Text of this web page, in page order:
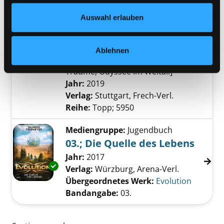
Auswahl erlauben
Ablehnen
Exemplar-Details von Escape Game 2
Escape Game 2
3 spannende Szenarien für 1 - 4
Spieler! ; [die Escape Rooms: die
Träume, Odyssee im Weltall]
Suche nach diesem Verfasser
Jahr: 2019
Verlag: Stuttgart, Frech-Verl.
Reihe: Topp; 5950
Exemplar-Details von 03.; Die Quelle des
Mediengruppe: Jugendbuch
03.; Die Quelle des Lebens
Suche nach diesem Verfasser
Jahr: 2017
Verlag: Würzburg, Arena-Verl.
Übergeordnetes Werk: Evolution
Bandangabe: 03.